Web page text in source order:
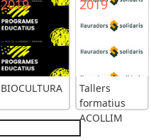
2019
BIOCULTURA
2019
Tallers
formatius
ACOLLIM